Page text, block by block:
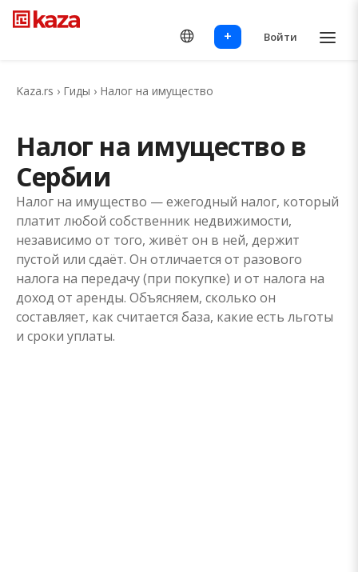
+ Войти
Kaza.rs › Гиды › Налог на имущество
Налог на имущество в
Сербии
Налог на имущество — ежегодный налог, который
платит любой собственник недвижимости,
независимо от того, живёт он в ней, держит
пустой или сдаёт. Он отличается от разового
налога на передачу (при покупке) и от налога на
доход от аренды. Объясняем, сколько он
составляет, как считается база, какие есть льготы
и сроки уплаты.